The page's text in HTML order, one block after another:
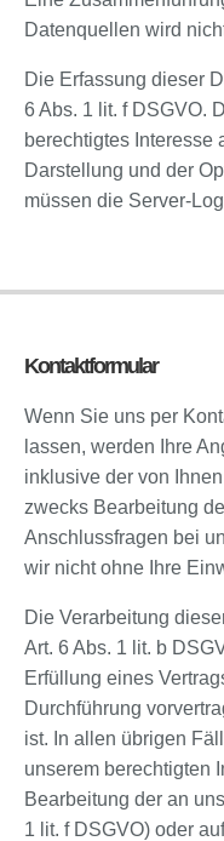
Datenquellen wird
Die Erfassung dieser
6 Abs. 1 lit. f DSGVO.
berechtigtes Interesse
Darstellung und der
müssen die Server-
Kontaktformular
Wenn Sie uns per
lassen, werden Ihre
inklusive der von
zwecks Bearbeitung
Anschlussfragen bei
wir nicht ohne Ihre
Die Verarbeitung
Art. 6 Abs. 1 lit. b
Erfüllung eines
Durchführung
ist. In allen übrigen
unserem berechtigten
Bearbeitung der an
1 lit. f DSGVO) oder